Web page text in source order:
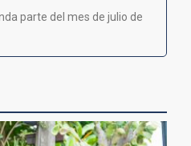
parte del mes de julio de